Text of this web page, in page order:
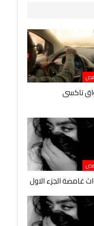
تاكسى
غامضة الجزء الاول